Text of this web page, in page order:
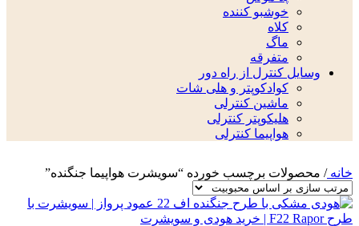
خوشبو کننده
کلاه
ماگ
متفرقه
وسایل کنترل از راه دور
کوادکوپتر و هلی شات
ماشین کنترلی
هلیکوپتر کنترلی
هواپیما کنترلی
خانه/ محصولات برچسب خورده “سویشرت هواپیما جنگنده”